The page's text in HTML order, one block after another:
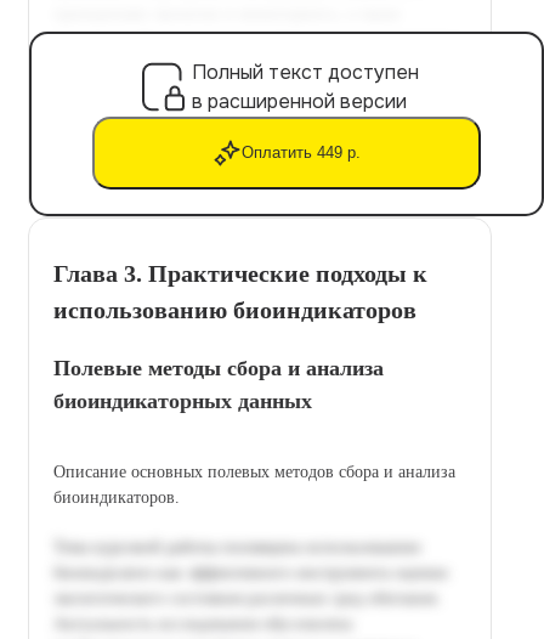
Полный текст доступен
в расширенной версии
Оплатить 449 р.
Глава 3. Практические подходы к
использованию биоиндикаторов
Полевые методы сбора и анализа
биоиндикаторных данных
Описание основных полевых методов сбора и анализа
биоиндикаторов.